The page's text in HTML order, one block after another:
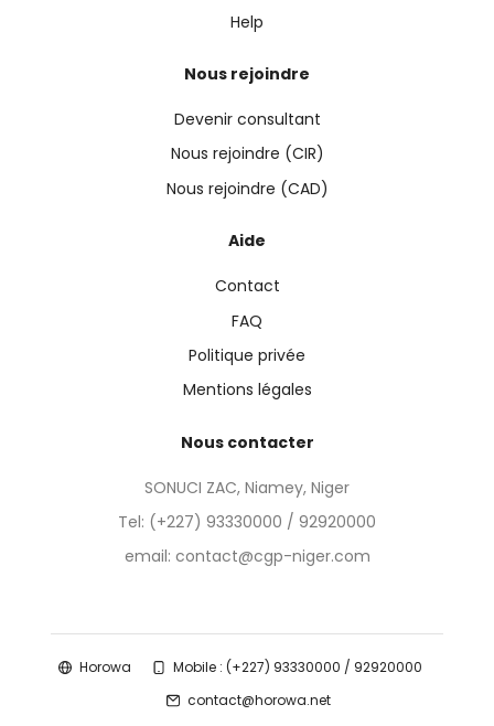
Help
Nous rejoindre
Devenir consultant
Nous rejoindre (CIR)
Nous rejoindre (CAD)
Aide
Contact
FAQ
Politique privée
Mentions légales
Nous contacter
SONUCI ZAC, Niamey, Niger
Tel: (+227) 93330000 / 92920000
email: contact@cgp-niger.com
Horowa
Mobile : (+227) 93330000 / 92920000
contact@horowa.net